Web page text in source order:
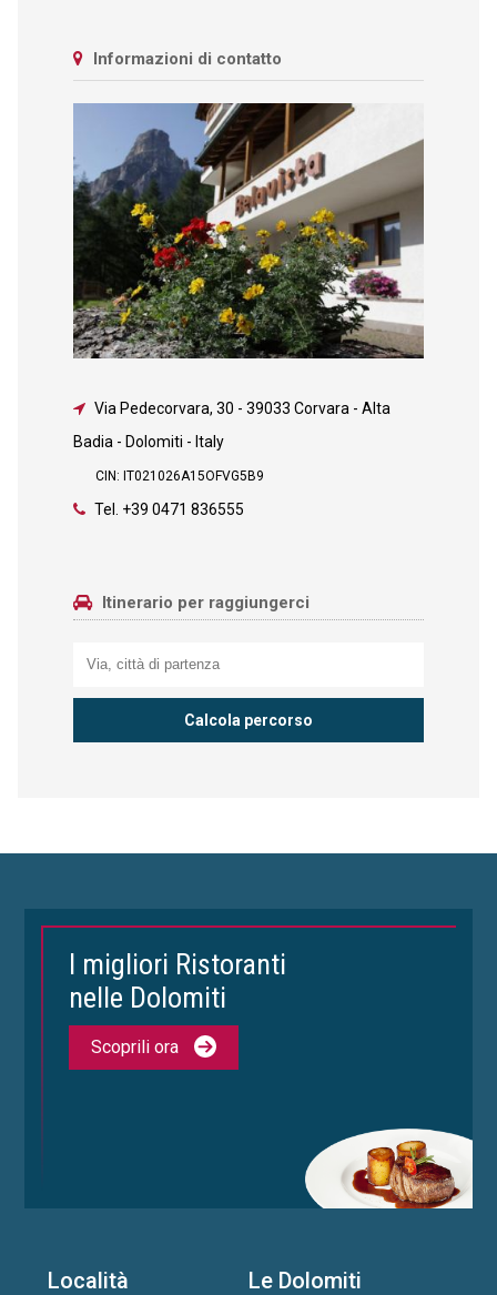
Informazioni di contatto
Via Pedecorvara, 30 - 39033 Corvara - Alta
Badia - Dolomiti - Italy
CIN: IT021026A15OFVG5B9
Tel. +39 0471 836555
Itinerario per raggiungerci
I migliori Ristoranti
nelle Dolomiti
Scoprili ora
Località Le Dolomiti